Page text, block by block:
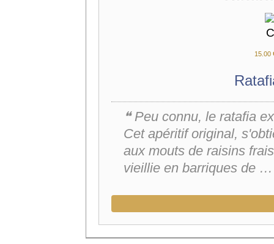
15. 00
❝ Peu connu, le ratafia
Cet apéritif original,
aux mouts de raisins
vieillie en barriques de